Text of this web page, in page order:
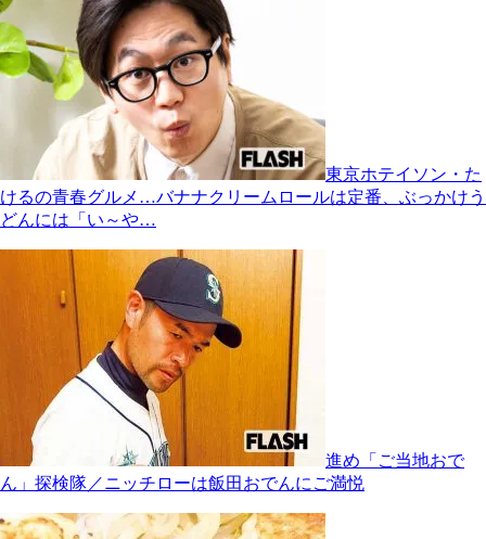
東京ホテイソン・た
けるの青春グルメ…バナナクリームロールは定番、ぶっかけう
どんには「い～や…
進め「ご当地おで
ん」探検隊／ニッチローは飯田おでんにご満悦